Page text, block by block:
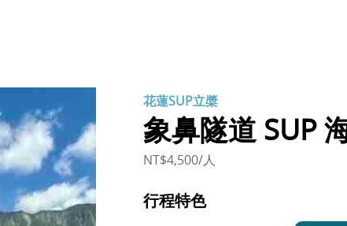
花蓮SUP立槳
象鼻隧道 SUP
NT$4,500/人
行程特色